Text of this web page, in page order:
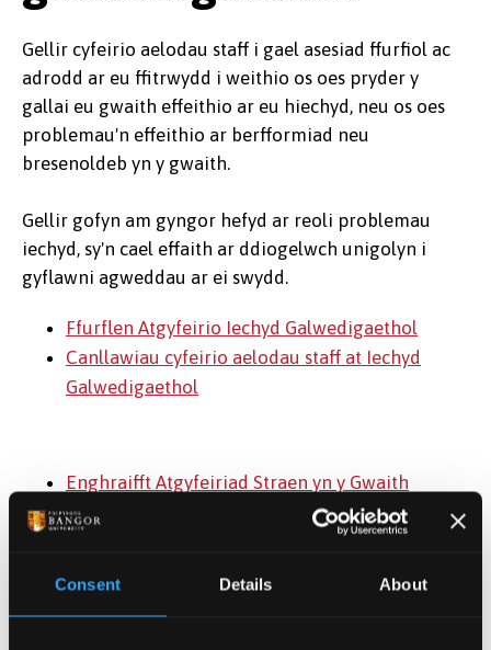
Consent Details About
Gellir cyfeirio aelodau staff i gael asesiad ffurfiol ac
adrodd ar eu ffitrwydd i weithio os oes pryder y
gallai eu gwaith effeithio ar eu hiechyd, neu os oes
problemau'n effeithio ar berfformiad neu
bresenoldeb yn y gwaith.
Gellir gofyn am gyngor hefyd ar reoli problemau
iechyd, sy'n cael effaith ar ddiogelwch unigolyn i
gyflawni agweddau ar ei swydd.
Ffurflen Atgyfeirio Iechyd Galwedigaethol
Canllawiau cyfeirio aelodau staff at Iechyd
Galwedigaethol
Enghraifft Atgyfeiriad Straen yn y Gwaith
Absenoldeb Salwch Hirdymor
Enghraifft Atgyfeiriad Cyhyrysgerbydol